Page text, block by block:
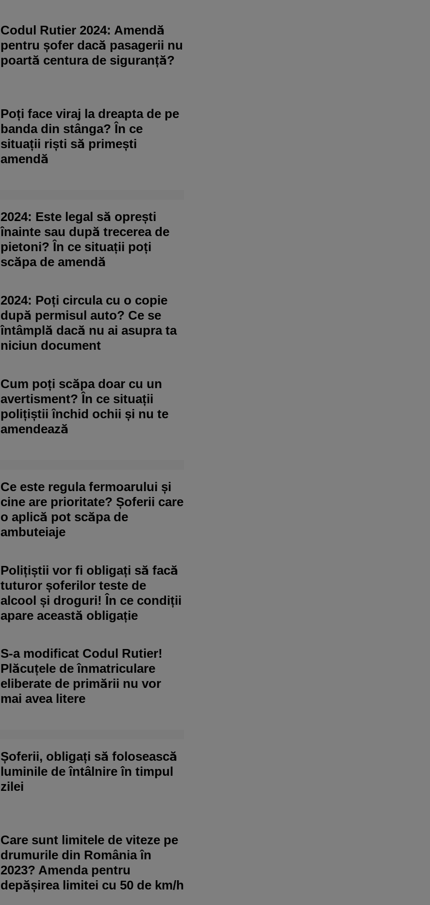
Codul Rutier 2024: Amendă
pentru șofer dacă pasagerii nu
poartă centura de siguranță?
Poți face viraj la dreapta de pe
banda din stânga? În ce
situații riști să primești
amendă
2024: Este legal să oprești
înainte sau după trecerea de
pietoni? În ce situații poți
scăpa de amendă
2024: Poți circula cu o copie
după permisul auto? Ce se
întâmplă dacă nu ai asupra ta
niciun document
Cum poți scăpa doar cu un
avertisment? În ce situații
polițiștii închid ochii și nu te
amendează
Ce este regula fermoarului și
cine are prioritate? Șoferii care
o aplică pot scăpa de
ambuteiaje
Polițiștii vor fi obligați să facă
tuturor șoferilor teste de
alcool și droguri! În ce condiții
apare această obligație
S-a modificat Codul Rutier!
Plăcuțele de înmatriculare
eliberate de primării nu vor
mai avea litere
Șoferii, obligați să folosească
luminile de întâlnire în timpul
zilei
Care sunt limitele de viteze pe
drumurile din România în
2023? Amenda pentru
depășirea limitei cu 50 de km/h